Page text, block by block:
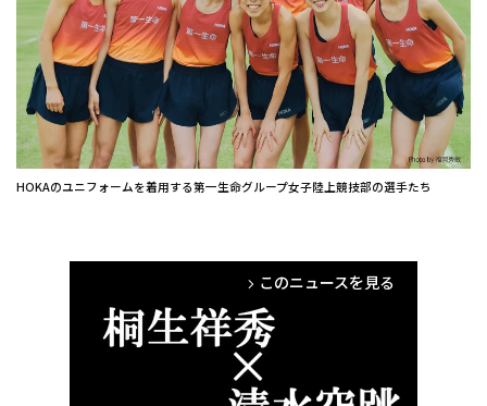
HOKAのユニフォームを着用する第一生命グループ女子陸上競技部の選手たち
arrow_forward_ios このニュースを見る